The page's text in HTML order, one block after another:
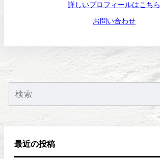
詳しいプロフィールはこちら
お問い合わせ
最近の投稿